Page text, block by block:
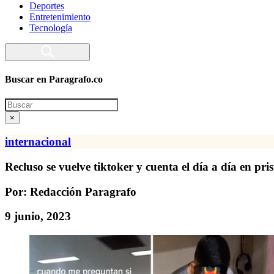
Deportes
Entretenimiento
Tecnología
Buscar en Paragrafo.co
Search
×
internacional
Recluso se vuelve tiktoker y cuenta el día a día en
Por: Redacción Paragrafo
9 junio, 2023